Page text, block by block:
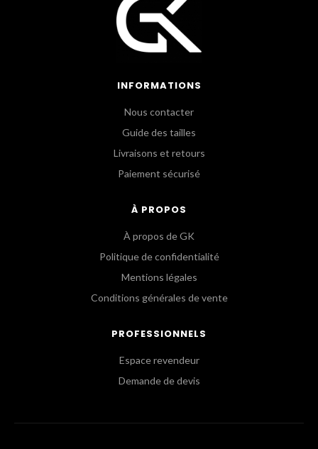
INFORMATIONS
Nous contacter
Guide des tailles
Livraisons et retours
Paiement sécurisé
À PROPOS
À propos de GK
Politique de confidentialité
Mentions légales
Conditions générales de vente
PROFESSIONNELS
Espace revendeur
Demande de devis